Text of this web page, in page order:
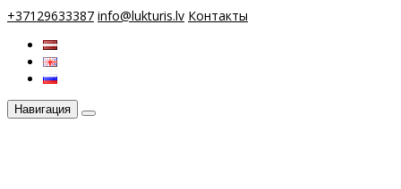
+37129633387 info@lukturis.lv Контакты
Навигация